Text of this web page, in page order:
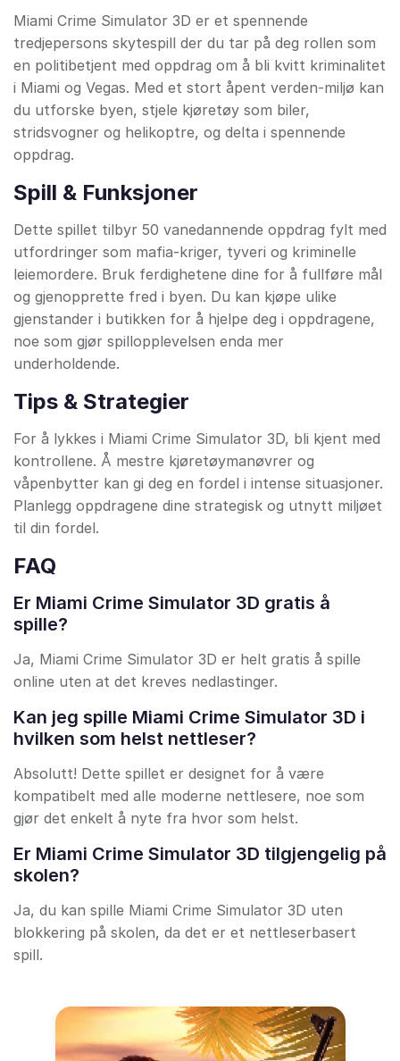
Miami Crime Simulator 3D er et spennende
tredjepersons skytespill der du tar på deg rollen som
en politibetjent med oppdrag om å bli kvitt kriminalitet
i Miami og Vegas. Med et stort åpent verden-miljø kan
du utforske byen, stjele kjøretøy som biler,
stridsvogner og helikoptre, og delta i spennende
oppdrag.
Spill & Funksjoner
Dette spillet tilbyr 50 vanedannende oppdrag fylt med
utfordringer som mafia-kriger, tyveri og kriminelle
leiemordere. Bruk ferdighetene dine for å fullføre mål
og gjenopprette fred i byen. Du kan kjøpe ulike
gjenstander i butikken for å hjelpe deg i oppdragene,
noe som gjør spillopplevelsen enda mer
underholdende.
Tips & Strategier
For å lykkes i Miami Crime Simulator 3D, bli kjent med
kontrollene. Å mestre kjøretøymanøvrer og
våpenbytter kan gi deg en fordel i intense situasjoner.
Planlegg oppdragene dine strategisk og utnytt miljøet
til din fordel.
FAQ
Er Miami Crime Simulator 3D gratis å
spille?
Ja, Miami Crime Simulator 3D er helt gratis å spille
online uten at det kreves nedlastinger.
Kan jeg spille Miami Crime Simulator 3D i
hvilken som helst nettleser?
Absolutt! Dette spillet er designet for å være
kompatibelt med alle moderne nettlesere, noe som
gjør det enkelt å nyte fra hvor som helst.
Er Miami Crime Simulator 3D tilgjengelig på
skolen?
Ja, du kan spille Miami Crime Simulator 3D uten
blokkering på skolen, da det er et nettleserbasert
spill.